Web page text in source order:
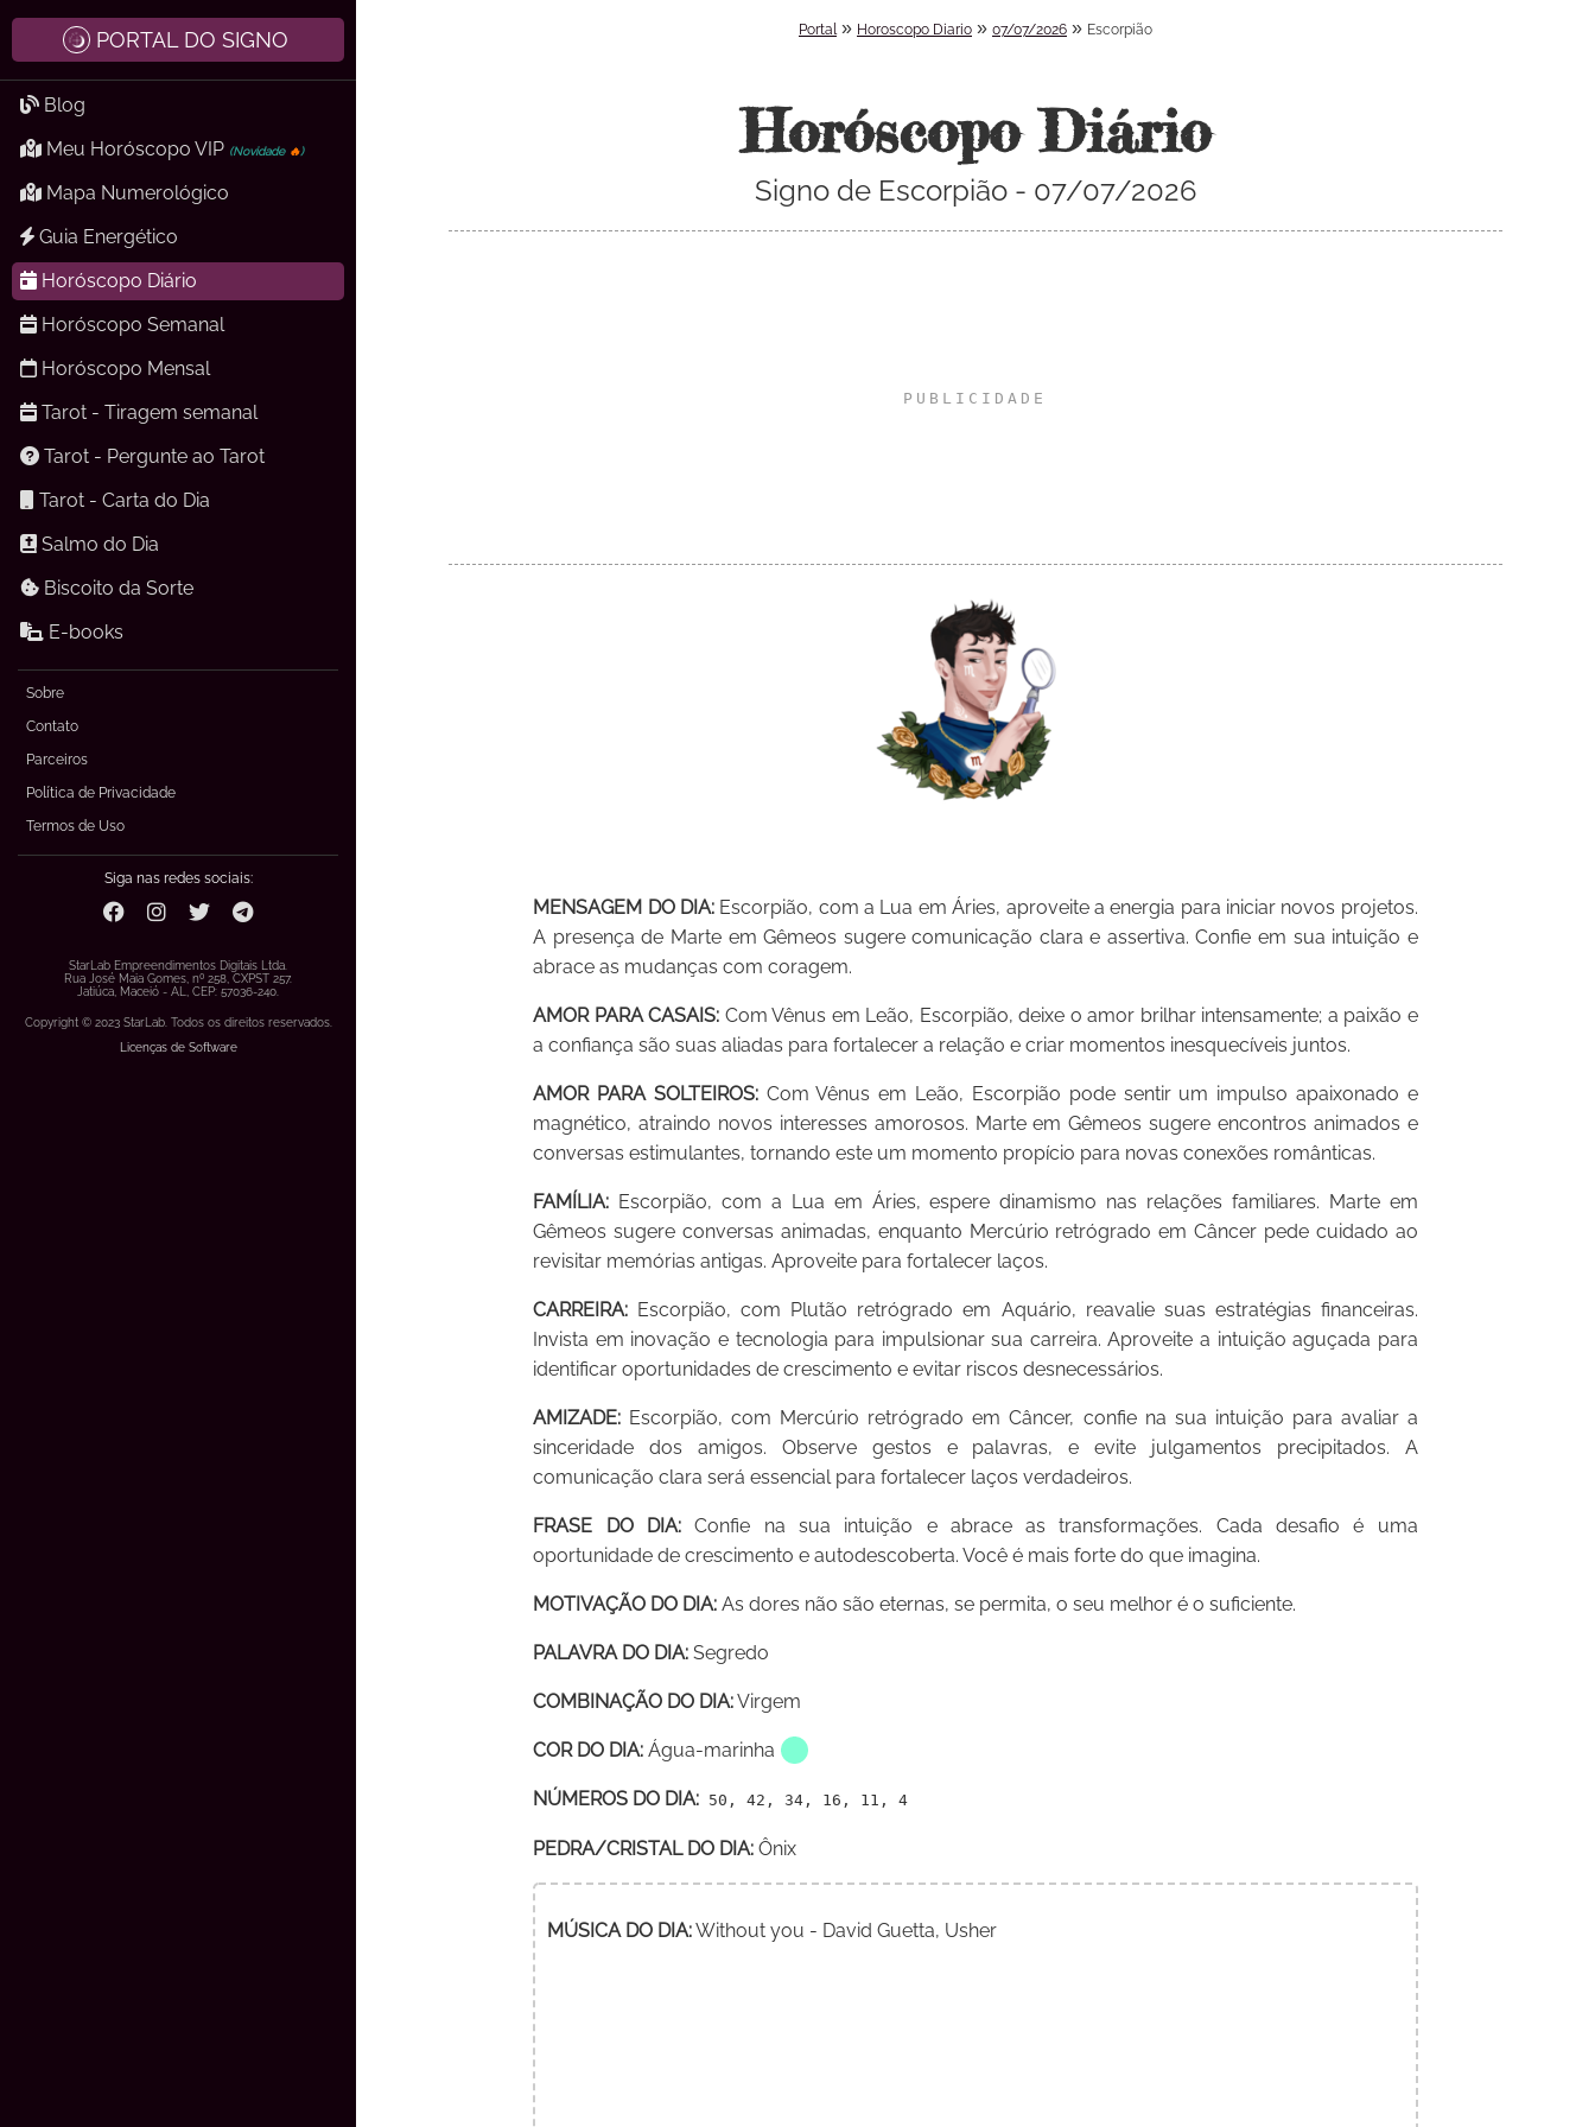
PORTAL DO SIGNO
Blog
Meu Horóscopo VIP (Novidade 🔥)
Mapa Numerológico
Guia Energético
Horóscopo Diário
Horóscopo Semanal
Horóscopo Mensal
Tarot - Tiragem semanal
Tarot - Pergunte ao Tarot
Tarot - Carta do Dia
Salmo do Dia
Biscoito da Sorte
E-books
Sobre
Contato
Parceiros
Política de Privacidade
Termos de Uso
Siga nas redes sociais:
StarLab Empreendimentos Digitais Ltda.
Rua José Maia Gomes, nº 258, CXPST 257.
Jatiúca, Maceió - AL, CEP: 57036-240.
Copyright © 2023 StarLab. Todos os direitos reservados.
Licenças de Software
Portal » Horoscopo Diario » 07/07/2026 » Escorpião
Horóscopo Diário
Signo de Escorpião - 07/07/2026
MENSAGEM DO DIA: Escorpião, com a Lua em Áries, aproveite a energia para iniciar novos projetos.
A presença de Marte em Gêmeos sugere comunicação clara e assertiva. Confie em sua intuição e
abrace as mudanças com coragem.
AMOR PARA CASAIS: Com Vênus em Leão, Escorpião, deixe o amor brilhar intensamente; a paixão e
a confiança são suas aliadas para fortalecer a relação e criar momentos inesquecíveis juntos.
AMOR PARA SOLTEIROS:Com Vênus em Leão, Escorpião pode sentir um impulso apaixonado e
magnético, atraindo novos interesses amorosos. Marte em Gêmeos sugere encontros animados e
conversas estimulantes, tornando este um momento propício para novas conexões românticas.
FAMÍLIA: Escorpião, com a Lua em Áries, espere dinamismo nas relações familiares. Marte em
Gêmeos sugere conversas animadas, enquanto Mercúrio retrógrado em Câncer pede cuidado ao
revisitar memórias antigas. Aproveite para fortalecer laços.
CARREIRA: Escorpião, com Plutão retrógrado em Aquário, reavalie suas estratégias financeiras.
Invista em inovação e tecnologia para impulsionar sua carreira. Aproveite a intuição aguçada para
identificar oportunidades de crescimento e evitar riscos desnecessários.
AMIZADE: Escorpião, com Mercúrio retrógrado em Câncer, confie na sua intuição para avaliar a
sinceridade dos amigos. Observe gestos e palavras, e evite julgamentos precipitados. A
comunicação clara será essencial para fortalecer laços verdadeiros.
FRASE DO DIA:Confie na sua intuição e abrace as transformações. Cada desafio é uma
oportunidade de crescimento e autodescoberta. Você é mais forte do que imagina.
MOTIVAÇÃO DO DIA: As dores não são eternas, se permita, o seu melhor é o suficiente.
PALAVRA DO DIA: Segredo
COMBINAÇÃO DO DIA:Virgem
COR DO DIA: Água-marinha
NÚMEROS DO DIA: 50, 42, 34, 16, 11, 4
PEDRA/CRISTAL DO DIA: Ônix
MÚSICA DO DIA:Without you - David Guetta, Usher